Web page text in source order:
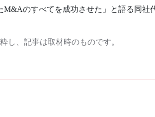
のすべてを成功させた」と語る同社
し、記事は取材時のものです。